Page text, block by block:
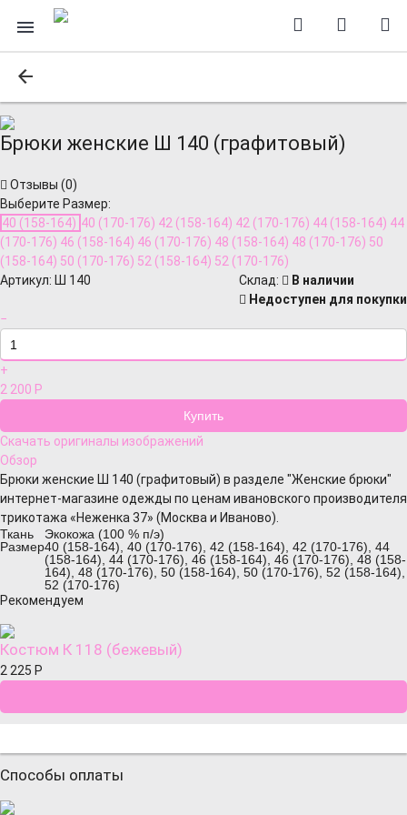
Брюки женские Ш 140 (графитовый)
Отзывы (0)
Выберите Размер:
40 (158-164) 40 (170-176) 42 (158-164) 42 (170-176) 44 (158-164) 44
(170-176) 46 (158-164) 46 (170-176) 48 (158-164) 48 (170-176) 50
(158-164) 50 (170-176) 52 (158-164) 52 (170-176)
Артикул: Ш 140 Cклад:
В наличии
Недоступен для покупки
−
+
2 200 Р
Скачать оригиналы изображений
Обзор
Брюки женские Ш 140 (графитовый) в разделе "Женские брюки"
интернет-магазине одежды по ценам ивановского производителя
трикотажа «Неженка 37» (Москва и Иваново).
Ткань
Экокожа (100 % п/э)
Размер40 (158-164), 40 (170-176), 42 (158-164), 42 (170-176), 44
(158-164), 44 (170-176), 46 (158-164), 46 (170-176), 48 (158-
164), 48 (170-176), 50 (158-164), 50 (170-176), 52 (158-164),
52 (170-176)
Рекомендуем
Костюм К 118 (бежевый)
2 225 Р
Способы оплаты